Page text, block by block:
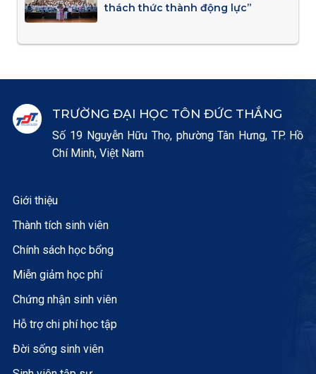
thách thức thành động lực”
TRƯỜNG ĐẠI HỌC TÔN ĐỨC THẮNG
Số 19 Nguyễn Hữu Thọ, phường Tân Hưng, TP. Hồ
Chí Minh, Việt Nam
Giới thiệu
Thành tích sinh viên
Chính sách học bổng
Miễn giảm học phí
Chứng nhận sinh viên
Hỗ trợ chi phí học tập
Đời sống sinh viên